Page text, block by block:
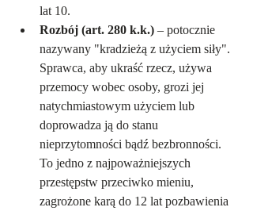
lat 10.
Rozbój (art. 280 k.k.) – potocznie
nazywany "kradzieżą z użyciem siły".
Sprawca, aby ukraść rzecz, używa
przemocy wobec osoby, grozi jej
natychmiastowym użyciem lub
doprowadza ją do stanu
nieprzytomności bądź bezbronności.
To jedno z najpoważniejszych
przestępstw przeciwko mieniu,
zagrożone karą do 12 lat pozbawienia